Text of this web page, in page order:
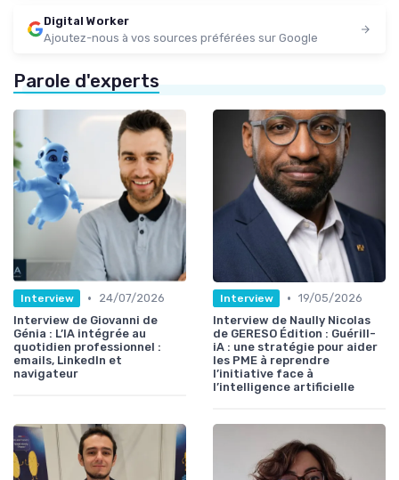
Digital Worker
Ajoutez-nous à vos sources préférées sur Google
Parole d'experts
Interview •
24/07/2026
Interview de Giovanni de
Génia : L’IA intégrée au
quotidien professionnel :
emails, LinkedIn et
navigateur
Interview • 19/05/2026
Interview de Naully Nicolas
de GERESO Édition : Guérill-
iA : une stratégie pour aider
les PME à reprendre
l’initiative face à
l’intelligence artificielle